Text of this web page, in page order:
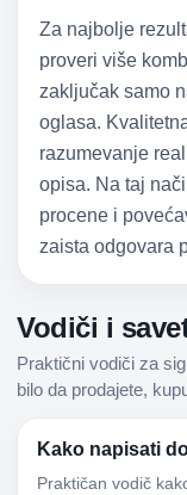
Za najbolje
proveri više
zaključak samo
oglasa.
razumevanje
opisa. Na taj
procene i
zaista odgovara
Vodiči i
Praktični vodiči za
bilo da prodajete,
Kako napisati
Praktičan vodič